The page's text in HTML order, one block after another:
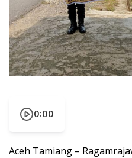
0:00
Aceh Tamiang –